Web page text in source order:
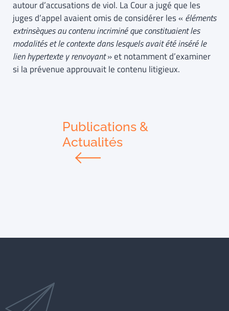
autour d’accusations de viol. La Cour a jugé que les
juges d’appel avaient omis de considérer les « éléments
extrinsèques au contenu incriminé que constituaient les
modalités et le contexte dans lesquels avait été inséré le
lien hypertexte y renvoyant» et notamment d’examiner
si la prévenue approuvait le contenu litigieux.
Publications &
Actualités